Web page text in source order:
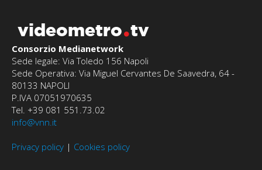
videometro tv
Consorzio Medianetwork
Sede legale: Via Toledo 156 Napoli
Sede Operativa: Via Miguel Cervantes De Saavedra, 64 -
80133 NAPOLI
P.IVA 07051970635
Tel. +39 081 551.73.02
info@vnn.it
Privacy policy | Cookies policy